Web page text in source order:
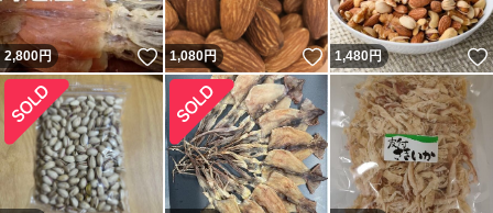
2,800円 いいね！
1,080円 いいね！
1,480円